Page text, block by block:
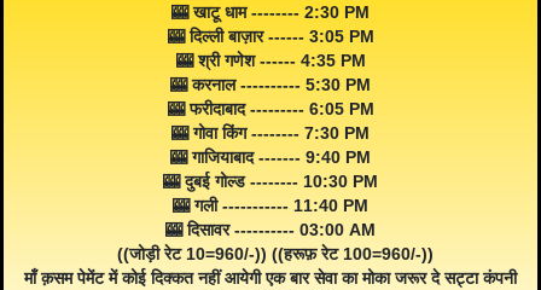
🎰 खाटू धाम -------- 2:30 PM
🎰 दिल्ली बाज़ार ------ 3:05 PM
🎰 श्री गणेश ------ 4:35 PM
🎰 करनाल ---------- 5:30 PM
🎰 फरीदाबाद --------- 6:05 PM
🎰 गोवा किंग -------- 7:30 PM
🎰 गाजियाबाद ------- 9:40 PM
🎰 दुबई गोल्ड -------- 10:30 PM
🎰 गली ----------- 11:40 PM
🎰 दिसावर ---------- 03:00 AM
((जोड़ी रेट 10=960/-)) ((हरूफ़ रेट 100=960/-))
माँ क़सम पेमेंट में कोई दिक्कत नहीं आयेगी एक बार सेवा का मोका जरूर दे सट्टा कंपनी